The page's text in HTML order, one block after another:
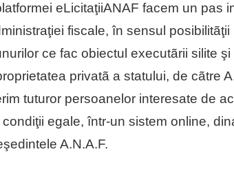
eLicitaţiiANAF facem un pas
fiscale, în sensul
ce fac obiectul executãrii silite
privatã a statului, de cãtre
tuturor persoanelor interesate de
egale, într-un sistem online,
A.N.A.F.